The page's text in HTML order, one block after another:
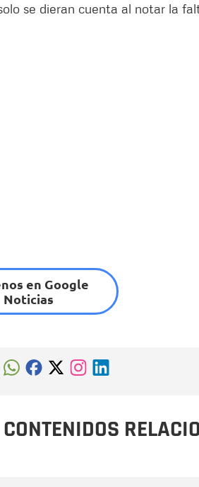
se dieran cuenta al notar la
en Google
Noticias
CONTENIDOS